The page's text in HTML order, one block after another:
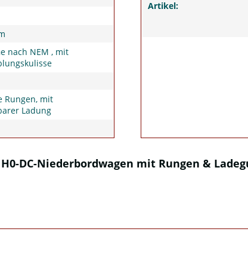
nach NEM , mit
Rungen, mit
Ladung
Artikel:
DC-Niederbordwagen mit Rungen &